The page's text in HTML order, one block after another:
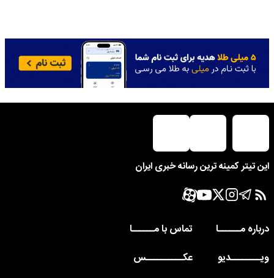
این تیتر کمینه ترین رسانه خبری ایران
درباره مــــــا
تماس با مــــــا
ویــــــــدیو
عکــــــــــس